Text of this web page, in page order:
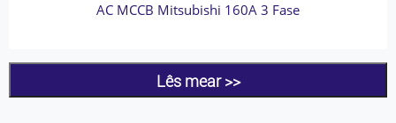
AC MCCB Mitsubishi 160A 3 Fase
Lês mear >>